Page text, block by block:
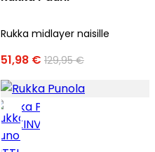
Rukka midlayer naisille
51,98 € 129,95 €